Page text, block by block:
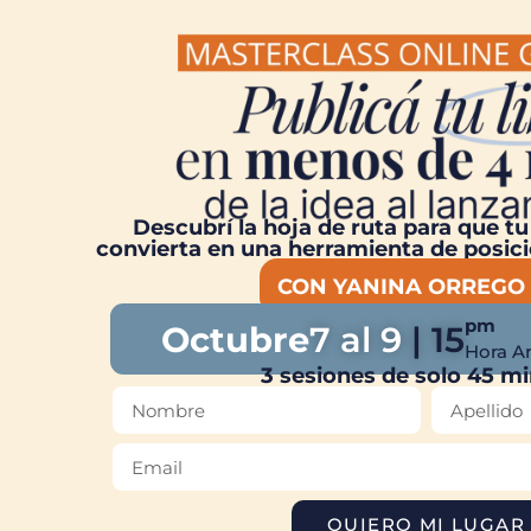
Descubrí la hoja de ruta para que
convierta en una herramienta de
CON YANINA ORREGO
Octubre7 al 9 | 15pm
Hora
3 sesiones de solo 45
QUIERO MI LUGAR